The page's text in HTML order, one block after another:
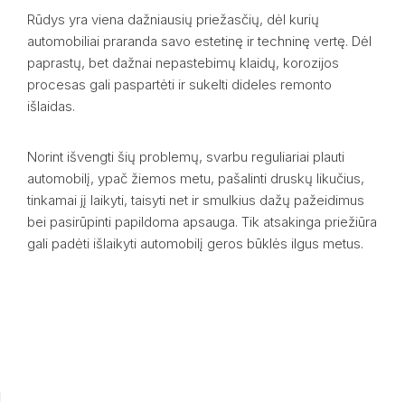
Rūdys yra viena dažniausių priežasčių, dėl kurių
automobiliai praranda savo estetinę ir techninę vertę. Dėl
paprastų, bet dažnai nepastebimų klaidų, korozijos
procesas gali paspartėti ir sukelti dideles remonto
išlaidas.
Norint išvengti šių problemų, svarbu reguliariai plauti
automobilį, ypač žiemos metu, pašalinti druskų likučius,
tinkamai jį laikyti, taisyti net ir smulkius dažų pažeidimus
bei pasirūpinti papildoma apsauga. Tik atsakinga priežiūra
gali padėti išlaikyti automobilį geros būklės ilgus metus.